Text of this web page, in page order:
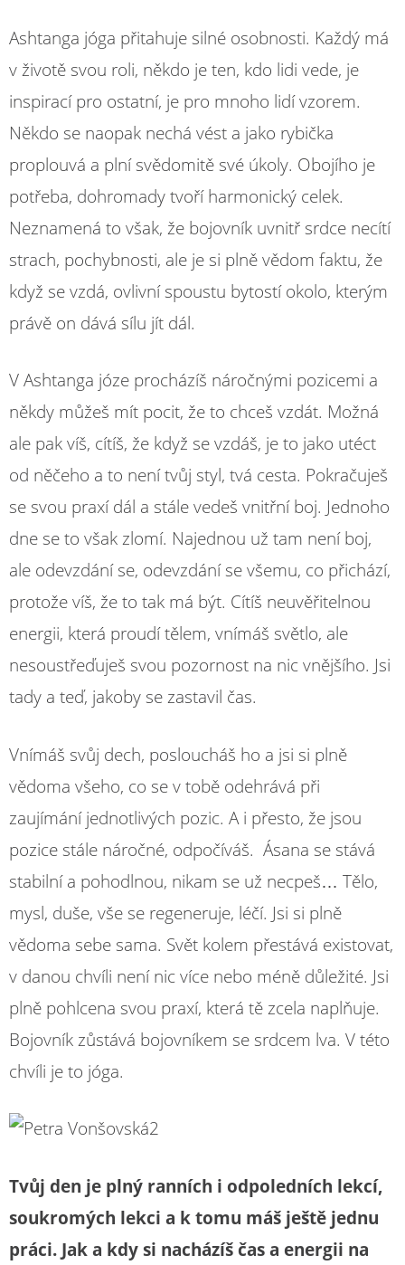
Ashtanga jóga přitahuje silné osobnosti. Každý má
v životě svou roli, někdo je ten, kdo lidi vede, je
inspirací pro ostatní, je pro mnoho lidí vzorem.
Někdo se naopak nechá vést a jako rybička
proplouvá a plní svědomitě své úkoly. Obojího je
potřeba, dohromady tvoří harmonický celek.
Neznamená to však, že bojovník uvnitř srdce necítí
strach, pochybnosti, ale je si plně vědom faktu, že
když se vzdá, ovlivní spoustu bytostí okolo, kterým
právě on dává sílu jít dál.
V Ashtanga józe procházíš náročnými pozicemi a
někdy můžeš mít pocit, že to chceš vzdát. Možná
ale pak víš, cítíš, že když se vzdáš, je to jako utéct
od něčeho a to není tvůj styl, tvá cesta. Pokračuješ
se svou praxí dál a stále vedeš vnitřní boj. Jednoho
dne se to však zlomí. Najednou už tam není boj,
ale odevzdání se, odevzdání se všemu, co přichází,
protože víš, že to tak má být. Cítíš neuvěřitelnou
energii, která proudí tělem, vnímáš světlo, ale
nesoustřeďuješ svou pozornost na nic vnějšího. Jsi
tady a teď, jakoby se zastavil čas.
Vnímáš svůj dech, posloucháš ho a jsi si plně
vědoma všeho, co se v tobě odehrává při
zaujímání jednotlivých pozic. A i přesto, že jsou
pozice stále náročné, odpočíváš. Ásana se stává
stabilní a pohodlnou, nikam se už necpeš… Tělo,
mysl, duše, vše se regeneruje, léčí. Jsi si plně
vědoma sebe sama. Svět kolem přestává existovat,
v danou chvíli není nic více nebo méně důležité. Jsi
plně pohlcena svou praxí, která tě zcela naplňuje.
Bojovník zůstává bojovníkem se srdcem lva. V této
chvíli je to jóga.
Tvůj den je plný ranních i odpoledních lekcí,
soukromých lekci a k tomu máš ještě jednu
práci. Jak a kdy si nacházíš čas a energii na